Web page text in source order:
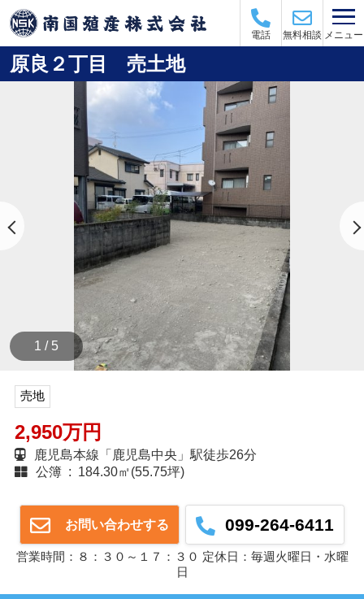
電話 無料相談 メニュー
原良２丁目 売土地
1 / 5
売地
2,950万円
鹿児島本線「鹿児島中央」駅徒歩26分
公簿 : 184.30㎡(55.75坪)
お問い合わせする 099-264-6411
営業時間：８：３０～１７：３０ 定休日：毎週火曜日・水曜
日